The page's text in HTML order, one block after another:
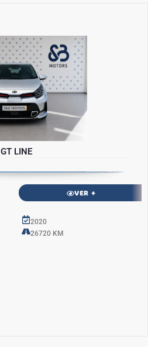
GT LINE
VER +
2020
26720 KM